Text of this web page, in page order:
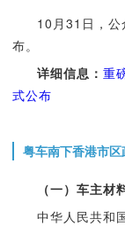
10月31日，公
布。
详细信息： 重
式公布
粤车南下香港市
（一）车主材
中华人民共和